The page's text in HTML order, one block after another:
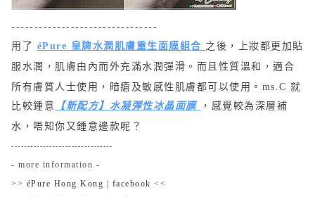
--------------------------------
用了 éPure 皇牌水潤肌膚重生面膜組合 之後 ，
上妝都更加貼
服水潤，肌膚由內而外充滿水潤彈滑 。 而且性質溫和，適合
所有膚質人士使用，暗瘡及敏感性肌膚都可以使用。ms.C 就
比較鍾意
【新配方】 水凝彈性冰晶面膜
，感覺較為深層補
水，唔知你又鍾意邊款呢？
--------------------------------
- more information -
>> éPure Hong Kong | facebook <<